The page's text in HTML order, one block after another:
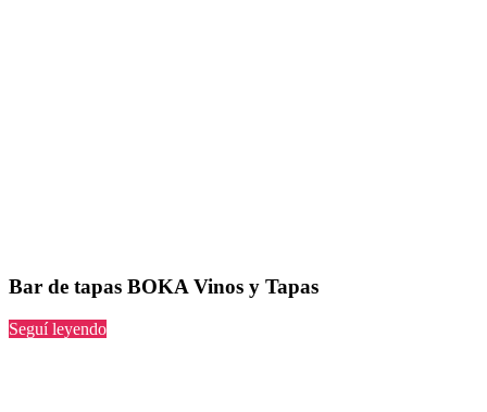
Bar de tapas BOKA Vinos y Tapas
Seguí leyendo“BOKA